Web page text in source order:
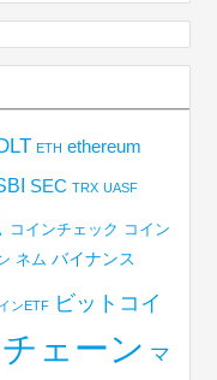
DLT ETH ethereum
SEC TRX UASF
コインチェック コイン
ネム バイナンス
ンETF ビットコイ
ェーン マ